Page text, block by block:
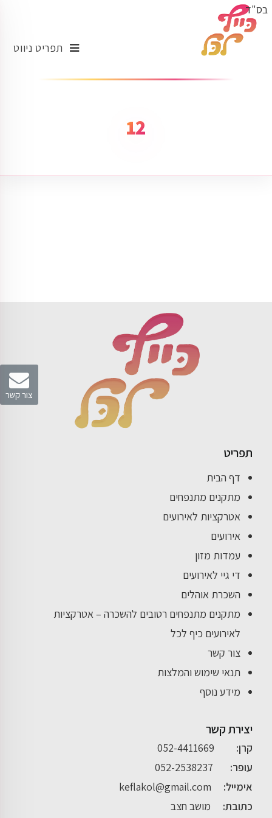
תפריט ניווט
12
צור קשר
בס"ד
תפריט
דף הבית
מתקנים מתנפחים
אטרקציות לאירועים
אירועים
עמדות מזון
די גיי לאירועים
השכרת אוהלים
מתקנים מתנפחים רטובים להשכרה – אטרקציות
לאירועים כיף לכל
צור קשר
תנאי שימוש והמלצות
מידע נוסף
יצירת קשר
קרן:
052-4411669
עופר:
052-2538237
אימייל:
keflakol@gmail.com
כתובת: מושב חצב